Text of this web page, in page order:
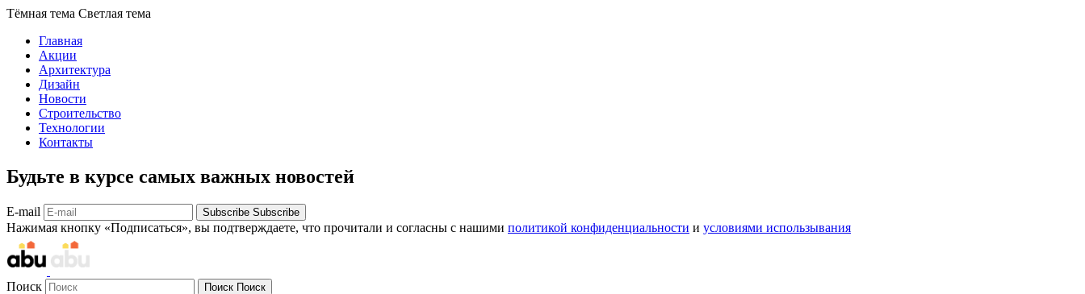
Тёмная тема Светлая тема
Главная
Акции
Архитектура
Дизайн
Новости
Строительство
Технологии
Контакты
Будьте в курсе самых важных новостей
E-mail Subscribe Subscribe
Нажимая кнопку «Подписаться», вы подтверждаете, что прочитали и согласны с нашими политикой конфиденциальности и условиями использывания
Поиск Поиск Поиск